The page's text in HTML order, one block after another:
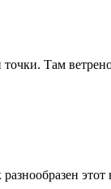
Там
разнообразен